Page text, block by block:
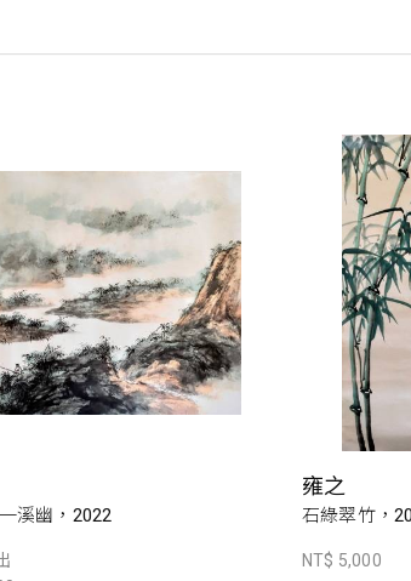
溪幽，2022
雍之
石綠翠竹，
NT$ 5,000